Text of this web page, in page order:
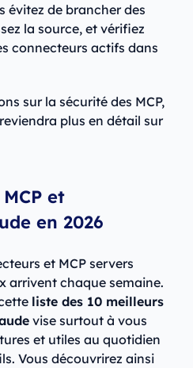
évitez de brancher des
la source, et vérifiez
connecteurs actifs dans
sur la sécurité des MCP,
plus en détail sur
et
en 2026
et MCP servers
arrivent chaque semaine.
liste des 10 meilleurs
vise surtout à vous
et utiles au quotidien
Vous découvrirez ainsi